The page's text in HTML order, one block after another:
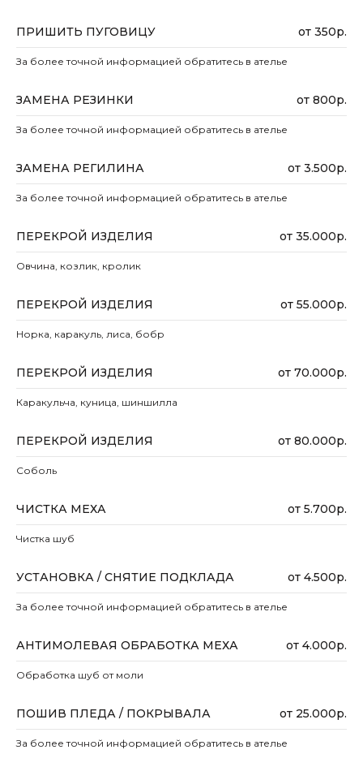
ПРИШИТЬ ПУГОВИЦУ от 350р.
За более точной информацией обратитесь в ателье
ЗАМЕНА РЕЗИНКИ от 800р.
За более точной информацией обратитесь в ателье
ЗАМЕНА РЕГИЛИНА от 3.500р.
За более точной информацией обратитесь в ателье
ПЕРЕКРОЙ ИЗДЕЛИЯ от 35.000р.
Овчина, козлик, кролик
ПЕРЕКРОЙ ИЗДЕЛИЯ от 55.000р.
Норка, каракуль, лиса, бобр
ПЕРЕКРОЙ ИЗДЕЛИЯ от 70.000р.
Каракульча, куница, шиншилла
ПЕРЕКРОЙ ИЗДЕЛИЯ от 80.000р.
Соболь
ЧИСТКА МЕХА от 5.700р.
Чистка шуб
УСТАНОВКА / СНЯТИЕ ПОДКЛАДА от 4.500р.
За более точной информацией обратитесь в ателье
АНТИМОЛЕВАЯ ОБРАБОТКА МЕХА от 4.000р.
Обработка шуб от моли
ПОШИВ ПЛЕДА / ПОКРЫВАЛА от 25.000р.
За более точной информацией обратитесь в ателье